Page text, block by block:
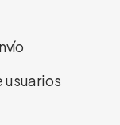
usuarios